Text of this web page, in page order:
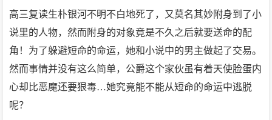
高三复读生朴银河不明不白地死了，又莫名其妙附身到了小
说里的人物，然而附身的对象竟是不久之后就要送命的配
角！为了躲避短命的命运，她和小说中的男主做起了交易。
然而事情并没有这么简单，公爵这个家伙虽有着天使脸蛋内
心却比恶魔还要狠毒…她究竟能不能从短命的命运中逃脱
呢？